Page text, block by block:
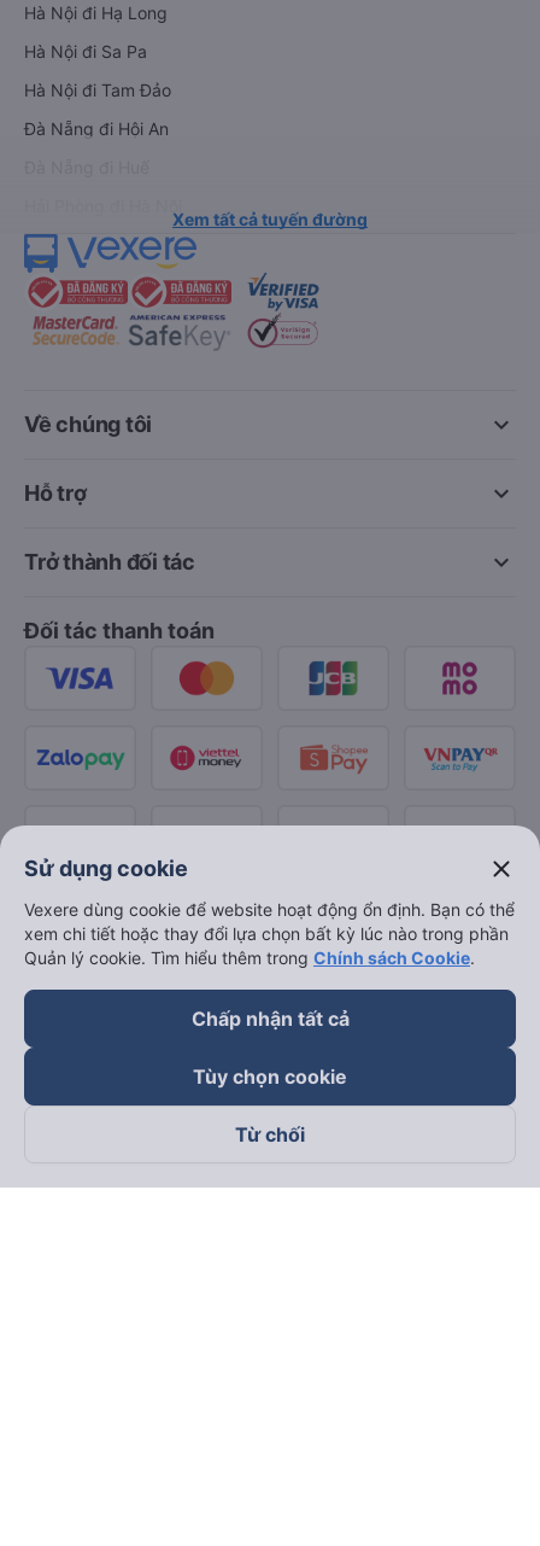
Hà Nội đi Hạ Long
Hà Nội đi Sa Pa
Hà Nội đi Tam Đảo
Đà Nẵng đi Hội An
Xem tất cả tuyến đường
keyboard_arrow_down
Về chúng tôi
keyboard_arrow_down
Hỗ trợ
keyboard_arrow_down
Trở thành đối tác
Đối tác thanh toán
Theo dõi chúng tôi trên
Sử dụng cookie close
Vexere dùng cookie để website hoạt động ổn định. Bạn có thể
xem chi tiết hoặc thay đổi lựa chọn bất kỳ lúc nào trong phần
Quản lý cookie. Tìm hiểu thêm trong Chính sách Cookie.
Chấp nhận tất cả
Tùy chọn cookie
Từ chối